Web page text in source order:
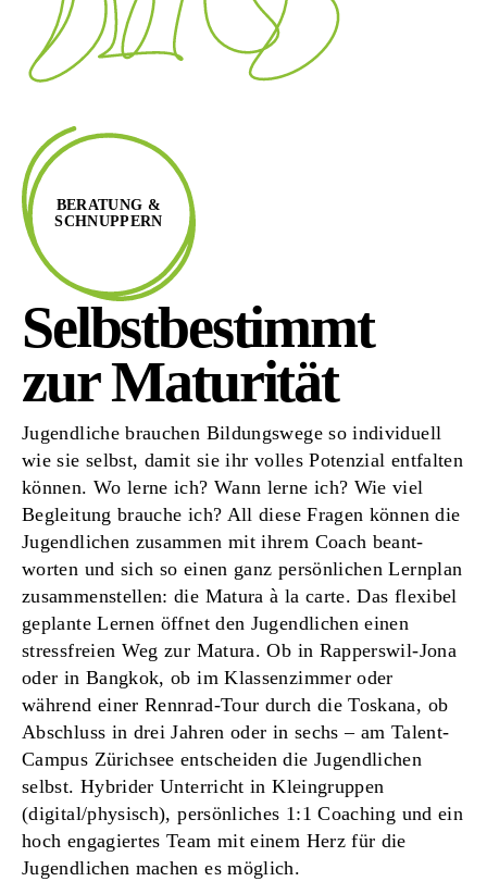
BERATUNG &
SCHNUPPERN
Selbstbestimmt
zur Maturität
Jugendliche brauchen Bildungs­wege so individuell
wie sie selbst, damit sie ihr volles Potenzial entfalten
können. Wo lerne ich? Wann lerne ich? Wie viel
Beg­leitung brauche ich? All diese Fragen können die
Jugend­lichen zusammen mit ihrem Coach beant­
worten und sich so einen ganz persön­lichen Lernplan
zusam­menstellen: die Matura à la carte. Das flexibel
geplante Lernen öffnet den Jugend­lichen einen
stressfreien Weg zur Matura. Ob in Rapperswil-Jona
oder in Bangkok, ob im Klassen­zimmer oder
während einer Rennrad-Tour durch die Toskana, ob
Abschluss in drei Jahren oder in sechs – am Talent-
Campus Zürichsee entscheiden die Jugend­lichen
selbst. Hybrider Unterricht in Klein­gruppen
(digital/physisch), persönliches 1:1 Coaching und ein
hoch engagiertes Team mit einem Herz für die
Jugend­lichen machen es möglich.